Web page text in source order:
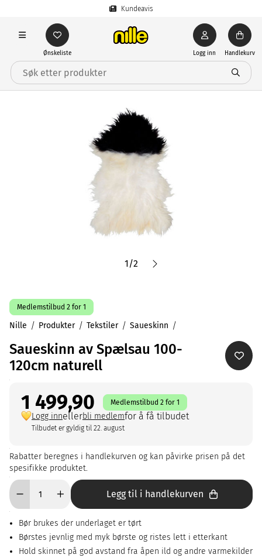
Kundeavis
Ønskeliste Logg inn Handlekurv
1/2
Medlemstilbud 2 for 1
Nille Produkter Tekstiler Saueskinn
Saueskinn av Spælsau 100-
120cm naturell
1 499,90 Medlemstilbud 2 for 1
Logg innellerbli medlemfor å få tilbudet
Tilbudet er gyldig til 22. august
Rabatter beregnes i handlekurven og kan påvirke prisen på det
spesifikke produktet.
Legg til i handlekurven
Bør brukes der underlaget er tørt
Børstes jevnlig med myk børste og ristes lett i etterkant
Hold skinnet på god avstand fra åpen ild og andre varmekilder